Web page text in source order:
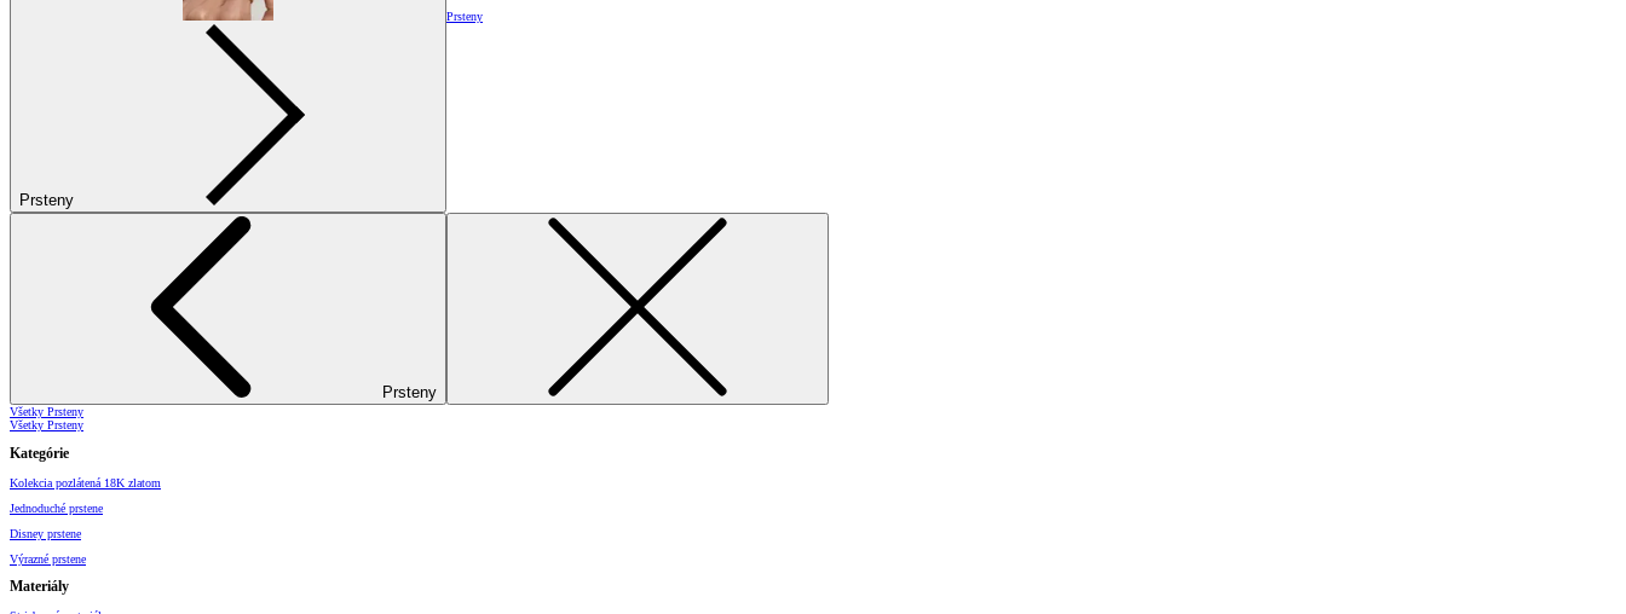
Prsteny
Prsteny
Prsteny
Všetky Prsteny
Všetky Prsteny
Kategórie
Kolekcia pozlátená 18K zlatom
Jednoduché prstene
Disney prstene
Výrazné prstene
Materiály